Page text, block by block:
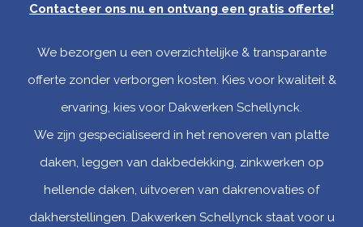
Contacteer ons nu en ontvang een gratis offerte!
We bezorgen u een overzichtelijke & transparante
offerte zonder verborgen kosten. Kies voor kwaliteit &
ervaring, kies voor Dakwerken Schellynck.
We zijn gespecialiseerd in het renoveren van platte
daken, leggen van dakbedekking, zinkwerken op
hellende daken, uitvoeren van dakrenovaties of
dakherstellingen. Dakwerken Schellynck staat voor u